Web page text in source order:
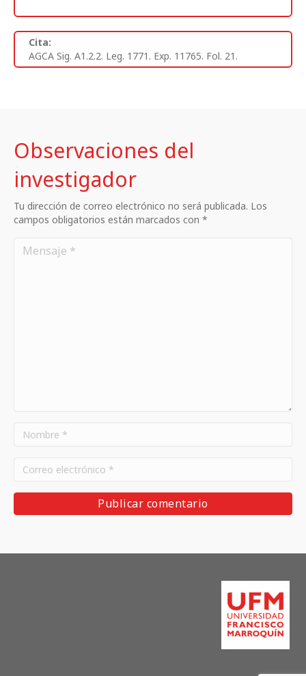
Cita:
AGCA Sig. A1.2.2. Leg. 1771. Exp. 11765. Fol. 21.
Observaciones del
investigador
Tu dirección de correo electrónico no será publicada. Los
campos obligatorios están marcados con *